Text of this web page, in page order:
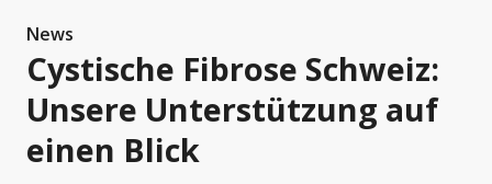
News
Cystische Fibrose Schweiz:
Unsere Unterstützung auf
einen Blick